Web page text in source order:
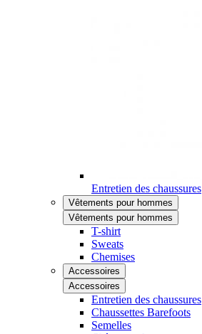
Entretien des chaussures
Vêtements pour hommes
Vêtements pour hommes
T-shirt
Sweats
Chemises
Accessoires
Accessoires
Entretien des chaussures
Chaussettes Barefoots
Semelles